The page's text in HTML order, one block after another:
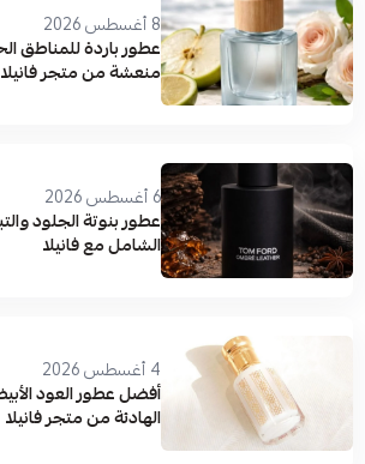
8 أغسطس 2026
منعشة من متجر فانيلا
6 أغسطس 2026
الشامل مع فانيلا
4 أغسطس 2026
الهادئة من متجر فانيلا